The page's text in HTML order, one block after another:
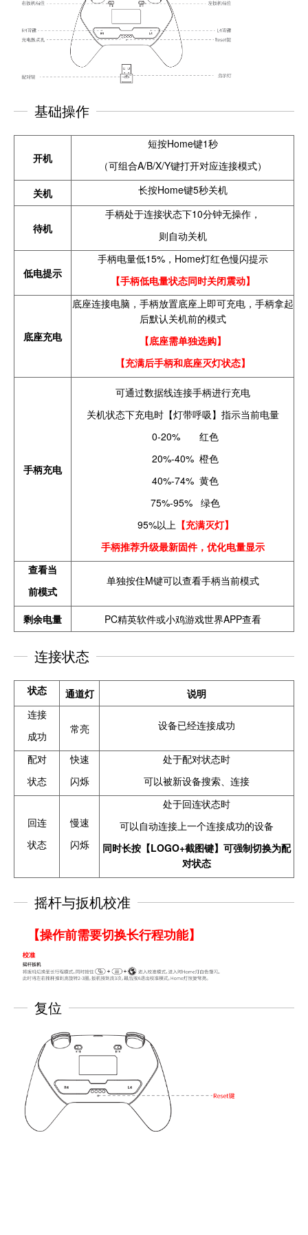
基础操作
开机
短按Home键1秒
（可组合A/B/X/Y键打开对应连接模式）
关机
长按Home键5秒关机
待机
手柄处于连接状态下10分钟无操作，
则自动关机
低电提示
手柄电量低15%，Home灯红色慢闪提示
【手柄低电量状态同时关闭震动】
底座充电
底座连接电脑，手柄放置底座上即可充电，手柄拿起
后默认关机前的模式
【底座需单独选购】
【充满后手柄和底座灭灯状态】
手柄充电
可通过数据线连接手柄进行充电
关机状态下充电时【灯带呼吸】指示当前电量
0-20% 红色
20%-40% 橙色
40%-74% 黄色
75%-95% 绿色
95%以上【充满灭灯】
手柄推荐升级最新固件，优化电量显示
查看当
前模式
单独按住M键可以查看手柄当前模式
剩余电量 PC精英软件或小鸡游戏世界APP查看
连接状态
状态 通道灯
说明
连接
成功
常亮 设备已经连接成功
配对
状态
快速
闪烁
处于配对状态时
可以被新设备搜索、连接
回连
状态
慢速
闪烁
处于回连状态时
可以自动连接上一个连接成功的设备
同时长按【LOGO+截图键】 可强制切换为配
对状态
摇杆与扳机校准
【操作前需要切换长行程功能】
复位